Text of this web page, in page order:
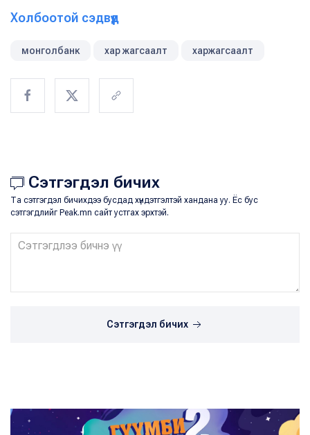
Холбоотой сэдвүүд
монголбанк хар жагсаалт харжагсаалт
Сэтгэгдэл бичих
Та сэтгэгдэл бичихдээ бусдад хүндэтгэлтэй хандана уу. Ёс бус
сэтгэгдлийг Peak.mn сайт устгах эрхтэй.
Сэтгэгдэл бичих